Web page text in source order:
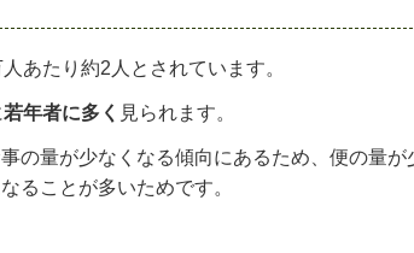
あたり約2人とされています。
若年者に多く 見られます。
の量が少なくなる傾向にあるため、便の量が
ることが多いためです。